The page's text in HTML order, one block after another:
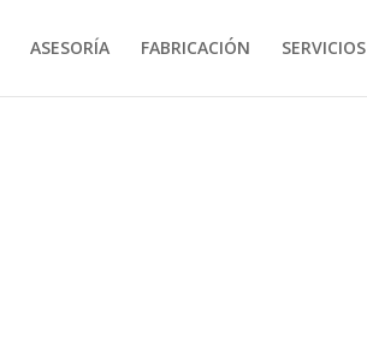
ASESORÍA FABRICACIÓN SERVICIOS